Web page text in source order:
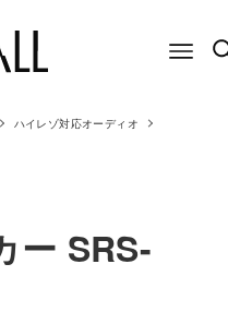
ハイレゾ対応オーディオ
ー SRS-